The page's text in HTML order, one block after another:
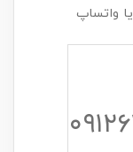
واتساپ